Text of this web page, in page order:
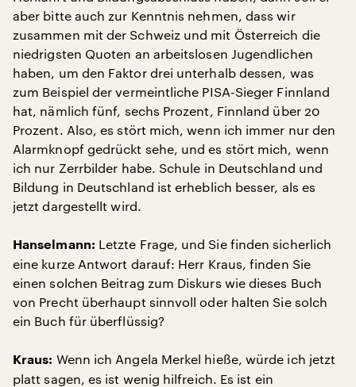
aber bitte auch zur Kenntnis nehmen, dass wir
zusammen mit der Schweiz und mit Österreich die
niedrigsten Quoten an arbeitslosen Jugendlichen
haben, um den Faktor drei unterhalb dessen, was
zum Beispiel der vermeintliche PISA-Sieger Finnland
hat, nämlich fünf, sechs Prozent, Finnland über 20
Prozent. Also, es stört mich, wenn ich immer nur den
Alarmknopf gedrückt sehe, und es stört mich, wenn
ich nur Zerrbilder habe. Schule in Deutschland und
Bildung in Deutschland ist erheblich besser, als es
jetzt dargestellt wird.
Hanselmann: Letzte Frage, und Sie finden sicherlich
eine kurze Antwort darauf: Herr Kraus, finden Sie
einen solchen Beitrag zum Diskurs wie dieses Buch
von Precht überhaupt sinnvoll oder halten Sie solch
ein Buch für überflüssig?
Kraus: Wenn ich Angela Merkel hieße, würde ich jetzt
platt sagen, es ist wenig hilfreich. Es ist ein